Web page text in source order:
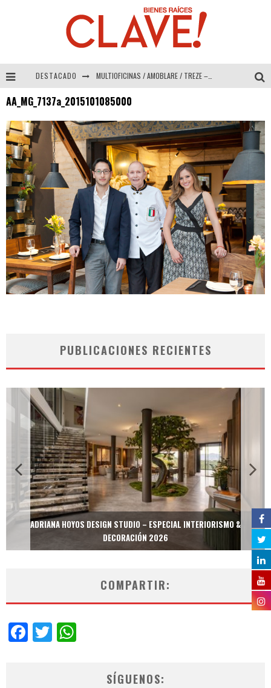
DESTACADO MULTIOFICINAS / AMOBLARE / TREZE – Especial Interiorismo & Decoración 2026
COLINEAL – Especial Interiorismo & Decoración 2026
ADRIANA HOYOS DESIGN STUDIO – Especial Interiorismo & Decoración 2026
AA_MG_7137a_2015101085000
PUBLICACIONES RECIENTES
ADRIANA HOYOS DESIGN STUDIO – ESPECIAL INTERIORISMO &
DECORACIÓN 2026
COMPARTIR:
Facebook
Twitter
SÍGUENOS: